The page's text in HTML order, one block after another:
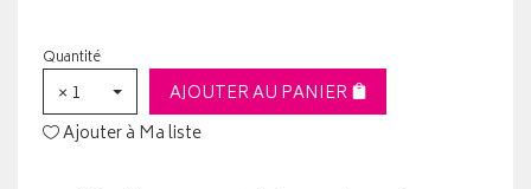
Quantité
× 1
AJOUTER AU PANIER
Ajouter à Ma liste